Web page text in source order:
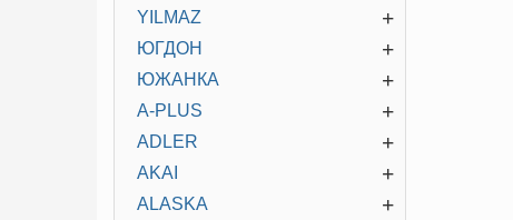
+
YILMAZ
+
ЮГДОН
+
ЮЖАНКА
+
A-PLUS
+
ADLER
+
AKAI
+
ALASKA